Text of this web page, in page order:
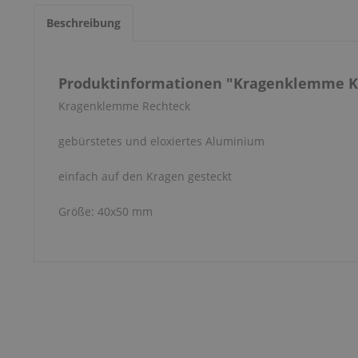
Beschreibung
Produktinformationen "Kragenklemme
Kragenklemme Rechteck
gebürstetes und eloxiertes Aluminium
einfach auf den Kragen gesteckt
Größe: 40x50 mm